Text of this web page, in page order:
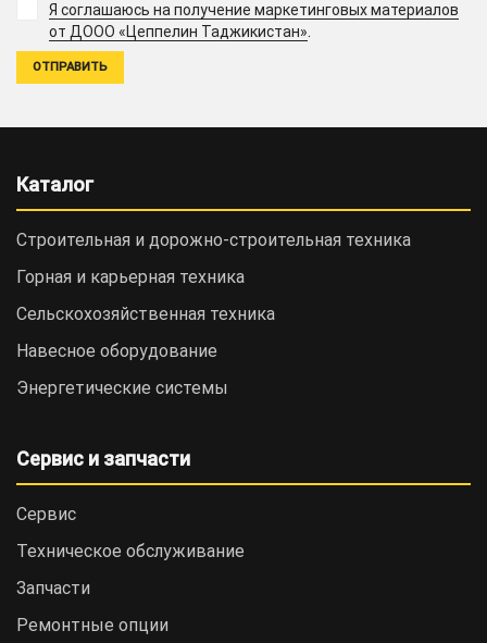
Я соглашаюсь на получение маркетинговых материалов
от ДООО «Цеппелин Таджикистан».
Каталог
Строительная и дорожно-cтроительная техника
Горная и карьерная техника
Сельскохозяйственная техника
Навесное оборудование
Энергетические системы
Сервис и запчасти
Сервис
Техническое обслуживание
Запчасти
Ремонтные опции